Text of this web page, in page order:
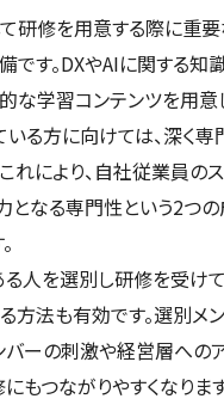
研修を用意する際に重要
です。DXやAIに関する知
な学習コンテンツを用意
る方に向けては、深く
れにより、自社従業員の
となる専門性という2つ
人を選別し研修を受けて
法も有効です。選別メ
バーの刺激や経営層への
もつながりやすくなります